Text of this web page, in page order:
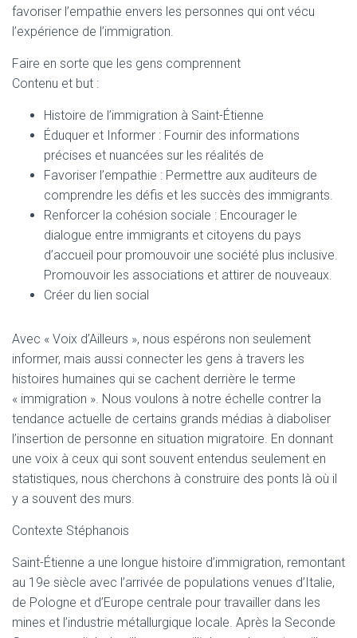
favoriser l’empathie envers les personnes qui ont vécu
l’expérience de l’immigration.
Faire en sorte que les gens comprennent
Contenu et but :
Histoire de l’immigration à Saint-Étienne
Éduquer et Informer : Fournir des informations
précises et nuancées sur les réalités de
Favoriser l’empathie : Permettre aux auditeurs de
comprendre les défis et les succès des immigrants.
Renforcer la cohésion sociale : Encourager le
dialogue entre immigrants et citoyens du pays
d’accueil pour promouvoir une société plus inclusive.
Promouvoir les associations et attirer de nouveaux.
Créer du lien social
Avec « Voix d’Ailleurs », nous espérons non seulement
informer, mais aussi connecter les gens à travers les
histoires humaines qui se cachent derrière le terme
« immigration ». Nous voulons à notre échelle contrer la
tendance actuelle de certains grands médias à diaboliser
l’insertion de personne en situation migratoire. En donnant
une voix à ceux qui sont souvent entendus seulement en
statistiques, nous cherchons à construire des ponts là où il
y a souvent des murs.
Contexte Stéphanois
Saint-Étienne a une longue histoire d’immigration, remontant
au 19e siècle avec l’arrivée de populations venues d’Italie,
de Pologne et d’Europe centrale pour travailler dans les
mines et l’industrie métallurgique locale. Après la Seconde